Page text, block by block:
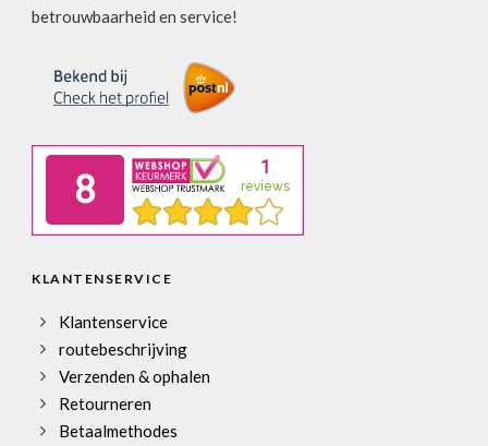
betrouwbaarheid en service!
KLANTENSERVICE
Klantenservice
routebeschrijving
Verzenden & ophalen
Retourneren
Betaalmethodes